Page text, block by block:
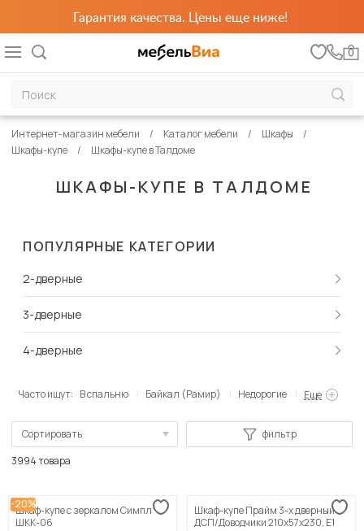
Гарантия качества. Цены еще ниже!
0
ШКАФЫ-КУПЕ В ТАЛДОМЕ
Интернет-магазин мебели Каталог мебели
Шкафы
Шкафы-купе
Шкафы-купе в Талдоме
ПОПУЛЯРНЫЕ КАТЕГОРИИ
2-дверные
3-дверные
4-дверные
Часто ищут: В спальню Байкал (Рамир) Недорогие Еще
Сортировать
Сначала дорогие
фильтр
3994 товара
-20%
Шкаф-купе с зеркалом Симпл
ШКК-06
Шкаф-купе Прайм 3-х дверный
ДСП/Доводчики 210х57х230, Е1